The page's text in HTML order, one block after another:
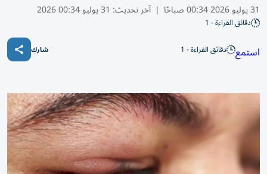
31 يوليو 2026 00:34 صباحًا | آخر تحديث: 31 يوليو 00:34 2026
دقائق القراءة - 1
استمع دقائق القراءة - 1 شارك